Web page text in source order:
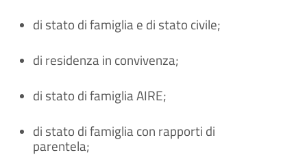
di stato di famiglia e di stato civile;
di residenza in convivenza;
di stato di famiglia AIRE;
di stato di famiglia con rapporti di
parentela;